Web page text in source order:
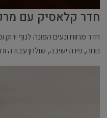
חדר קלאסיק עם
חדר מרווח ונעים הפונה לנוף
נוחה, פינת ישיבה, שולחן עבודה